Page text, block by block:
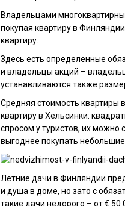
Владельцами
покупая квартиру в
квартиру.
Здесь есть определенные
и владельцы акций –
устанавливаются также
Средняя стоимость квартиры
квартиру в Хельсинки:
спросом у туристов, их можно
выгоднее покупать
Летние дачи в Финляндии
и душа в доме, но зато с
такие дачи недорого – от €